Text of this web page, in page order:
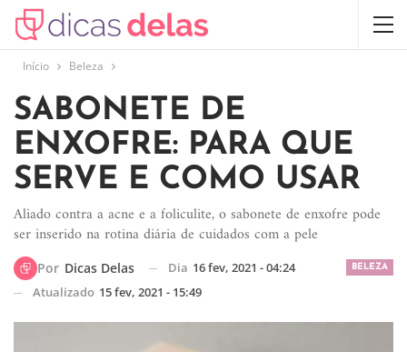
Início Beleza
SABONETE DE
ENXOFRE: PARA QUE
SERVE E COMO USAR
Aliado contra a acne e a foliculite, o sabonete de enxofre pode
ser inserido na rotina diária de cuidados com a pele
BELEZA
Por Dicas Delas Dia 16 fev, 2021 - 04:24
Atualizado 15 fev, 2021 - 15:49